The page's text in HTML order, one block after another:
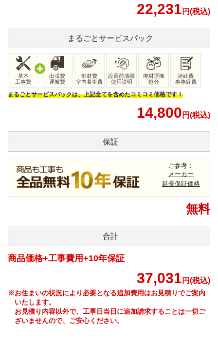
22,231 円(税込)
まるごとサービスパック
基本
工事費
出張費
運搬費
部材費
室内養生費
設置前清掃
使用説明
廃材運搬
処分
諸経費
事務経費
まるごとサービスパックは、上記全てを含めたコミコミ価格です！
14,800 円(税込)
保証
ご参考：
メーカー
延長保証価格
無料
合計
商品価格+工事費用+10年保証
37,031 円(税込)
※お住まいの状況により必要となる追加費用はお見積りでご案内
いたします。
お見積り内容以外で、工事日当日に追加請求することは一切ご
ざいませんので、ご安心ください。